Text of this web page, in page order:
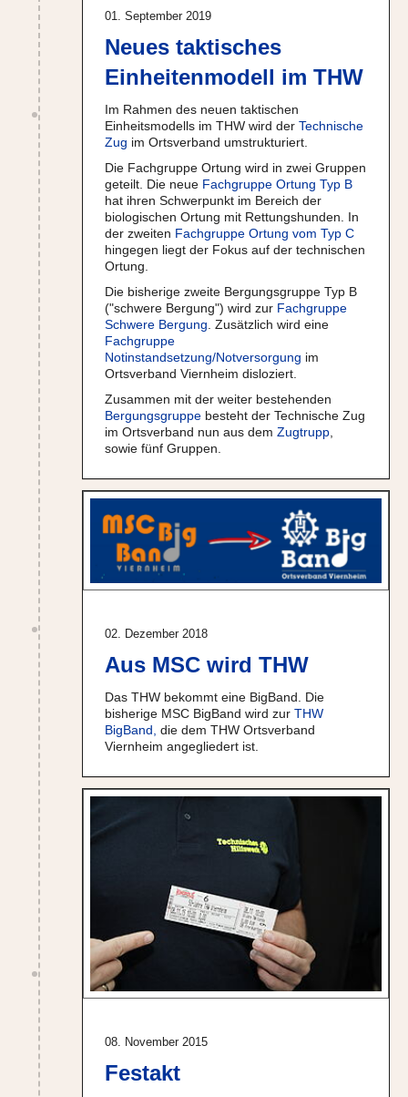
01. September 2019
Neues taktisches
Einheitenmodell im THW
Im Rahmen des neuen taktischen
Einheitsmodells im THW wird der Technische
Zug im Ortsverband umstrukturiert.
Die Fachgruppe Ortung wird in zwei Gruppen
geteilt. Die neue Fachgruppe Ortung Typ B
hat ihren Schwerpunkt im Bereich der
biologischen Ortung mit Rettungshunden. In
der zweiten Fachgruppe Ortung vom Typ C
hingegen liegt der Fokus auf der technischen
Ortung.
Die bisherige zweite Bergungsgruppe Typ B
("schwere Bergung") wird zur Fachgruppe
Schwere Bergung. Zusätzlich wird eine
Fachgruppe
Notinstandsetzung/Notversorgung im
Ortsverband Viernheim disloziert.
Zusammen mit der weiter bestehenden
Bergungsgruppe besteht der Technische Zug
im Ortsverband nun aus dem Zugtrupp,
sowie fünf Gruppen.
02. Dezember 2018
Aus MSC wird THW
Das THW bekommt eine BigBand. Die
bisherige MSC BigBand wird zur THW
BigBand, die dem THW Ortsverband
Viernheim angegliedert ist.
08. November 2015
Festakt